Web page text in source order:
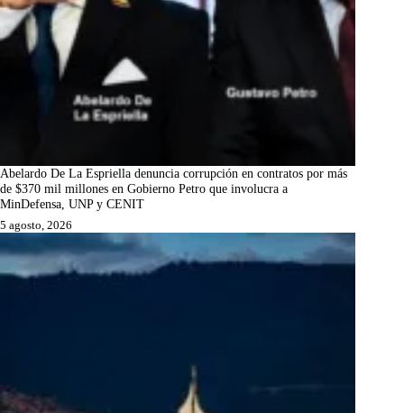
Abelardo De La Espriella denuncia corrupción en contratos por más
de $370 mil millones en Gobierno Petro que involucra a
MinDefensa, UNP y CENIT
5 agosto, 2026